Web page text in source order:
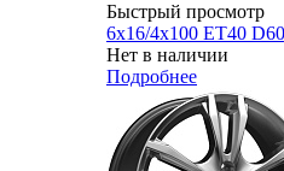
Быстрый просмотр
6x16/4x100 ET40
Нет в наличии
Подробнее